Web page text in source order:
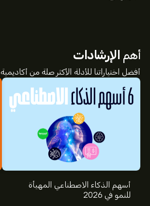
أهم الإرشادات
أفضل اختياراتنا للأدلة الأكثر صلة من أكاديمية eToro
أسهم الذكاء الاصطناعي المهيأة
للنمو في 2026